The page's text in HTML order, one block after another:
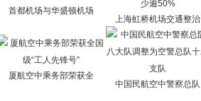
首都机场与华盛顿机场
上海虹桥机场交通整治
厦航空中乘务部荣获全
中国民航空中警察总队